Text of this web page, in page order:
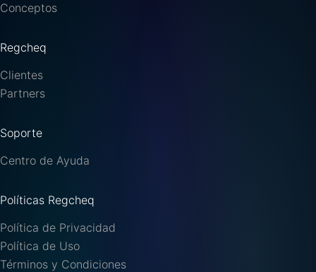
Conceptos
Regcheq
Clientes
Partners
Soporte
Centro de Ayuda
Políticas Regcheq
Política de Privacidad
Política de Uso
Términos y Condiciones